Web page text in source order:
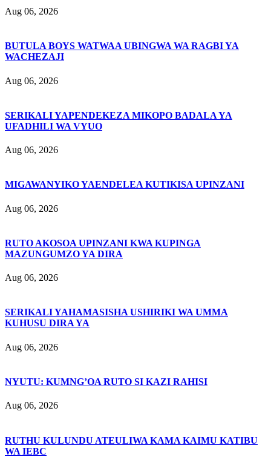
Aug 06, 2026
BUTULA BOYS WATWAA UBINGWA WA RAGBI YA
WACHEZAJI
Aug 06, 2026
SERIKALI YAPENDEKEZA MIKOPO BADALA YA
UFADHILI WA VYUO
Aug 06, 2026
MIGAWANYIKO YAENDELEA KUTIKISA UPINZANI
Aug 06, 2026
RUTO AKOSOA UPINZANI KWA KUPINGA
MAZUNGUMZO YA DIRA
Aug 06, 2026
SERIKALI YAHAMASISHA USHIRIKI WA UMMA
KUHUSU DIRA YA
Aug 06, 2026
NYUTU: KUMNG’OA RUTO SI KAZI RAHISI
Aug 06, 2026
RUTHU KULUNDU ATEULIWA KAMA KAIMU KATIBU
WA IEBC